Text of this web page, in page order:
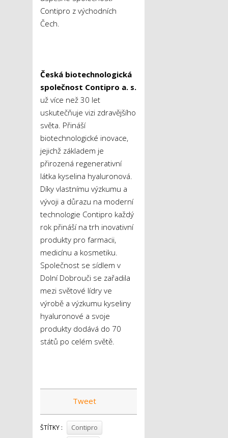
Contipro z východních
Čech.
Česká biotechnologická
společnost Contipro a. s.
už více než 30 let
uskutečňuje vizi zdravějšího
světa. Přináší
biotechnologické inovace,
jejichž základem je
přirozená regenerativní
látka kyselina hyaluronová.
Díky vlastnímu výzkumu a
vývoji a důrazu na moderní
technologie Contipro každý
rok přináší na trh inovativní
produkty pro farmacii,
medicínu a kosmetiku.
Společnost se sídlem v
Dolní Dobrouči se zařadila
mezi světové lídry ve
výrobě a výzkumu kyseliny
hyaluronové a svoje
produkty dodává do 70
států po celém světě.
Tweet
ŠTÍTKY : Contipro